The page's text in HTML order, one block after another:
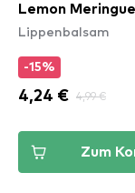
Lemon Meringue
Lippenbalsam
-15%
4,24 € 4,99 €
Zum